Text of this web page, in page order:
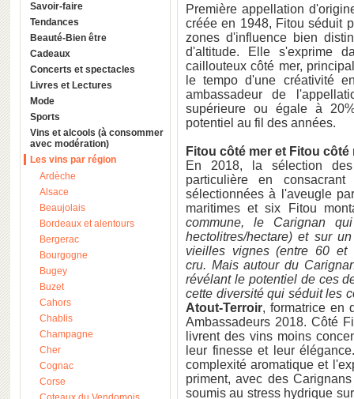
Savoir-faire
Tendances
Beauté-Bien être
Cadeaux
Concerts et spectacles
Livres et Lectures
Mode
Sports
Vins et alcools (à consommer
avec modération)
Les vins par région
Ardèche
Alsace
Beaujolais
Bordeaux et alentours
Bergerac
Bourgogne
Bugey
Buzet
Cahors
Chablis
Champagne
Cher
Cognac
Corse
Première appellation
créée en 1948, Fitou séduit
zones d'influence bien
d'altitude. Elle s'exprime
caillouteux côté mer,
le tempo d'une créativité
ambassadeur de
supérieure ou égale à
potentiel au fil des années.
Fitou côté mer et Fitou côté
En 2018, la sélection
particulière en
sélectionnées à l'aveugle
maritimes et six Fitou
commune, le Carignan
hectolitres/hectare) et sur
vieilles vignes (entre 60 et
cru. Mais autour du
révélant le potentiel de ces
cette diversité qui séduit les
Atout-Terroir, formatrice en
Ambassadeurs 2018. Côté
livrent des vins moins
leur finesse et leur
complexité aromatique et
priment, avec des
soumis au stress hydrique